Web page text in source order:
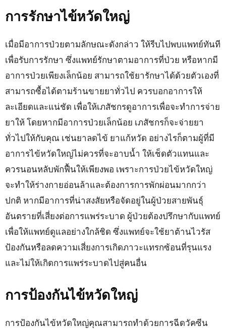
การรักษาไข้หวัดใหญ่
เมื่อมีอาการป่วยตามลักษณะดังกล่าว ให้รีบไปพบแพทย์ทันที
เพื่อรับการรักษา ซึ่งแพทย์รักษาตามอาการที่ป่วย หรือหากมี
อาการป่วยเพียงเล็กน้อย สามารถใช้ยารักษาได้ด้วยตัวเองที่
สามารถซื้อได้ตามร้านขายยาทั่วไป ควรบอกอาการให้
ละเอียดและแน่ชัด เพื่อให้เภสัชกรดูอาการเพื่อจะทำการจ่าย
ยาให้ โดยหากมีอาการป่วยเล็กน้อย เภสัชกรก็จะจ่ายยา
ทั่วไปให้กับคุณ เช่นยาลดไข้ ยาแก้หวัด อย่างไรก็ตามผู้ที่มี
อาการไข้หวัดใหญ่ไม่ควรที่จะอาบน้ำ ให้เช็ดตัวแทนและ
ควรนอนหลับพักฟื้นให้เพียงพอ เพราะการป่วยไข้หวัดใหญ่
จะทำให้ร่างกายอ่อนล้าและต้องการการพักผ่อนมากกว่า
ปกติ หากมีอาการที่น่าสงสัยหรือจัดอยู่ในผู้ป่วยสายพันธุ์
อันตรายที่เสี่ยงต่อการแพร่ระบาด ผู้ป่วยต้องปรึกษากับแพทย์
เพื่อให้แพทย์ดูแลอย่างใกล้ชิด ซึ่งแพทย์จะใช้ยาต้านไวรัส
ป้องกันหรือลดความเสี่ยงการเกิดภาวะแทรกซ้อนที่รุนแรง
และไม่ให้เกิดการแพร่ระบาดไปสู่คนอื่น
การป้องกันไข้หวัดใหญ่
การป้องกันไข้หวัดใหญ่คุณสามารถทำด้วยการฉีดวัคซีน